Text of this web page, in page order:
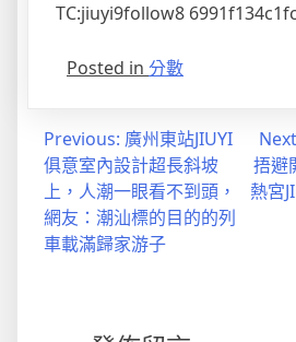
TC:jiuyi9follow8
Posted in 分數
Previous: 廣州東站JIUYI
俱意室內設計超長斜坡
上，人潮一眼看不到頭，
網友：潮汕標的目的的列
車載滿歸家游子
捂避
熱宮